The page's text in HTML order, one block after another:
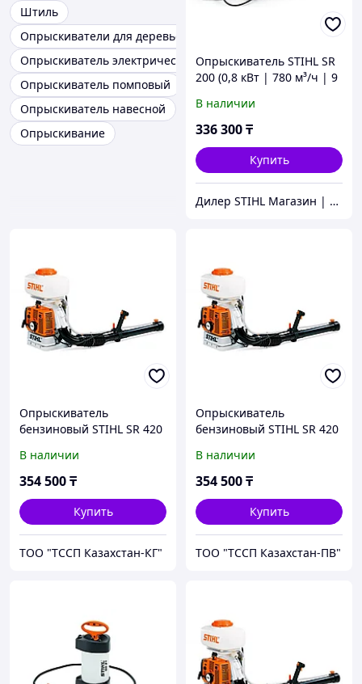
Штиль
Опрыскиватели для деревьев
Опрыскиватель электрический
Опрыскиватель помповый
Опрыскиватель навесной
Опрыскивание
Опрыскиватель STIHL SR
200 (0,8 кВт | 780 м³/ч | 9
В наличии
336 300₸
Купить
Дилер STIHL Магазин | Сервисный Центр ШТИЛЬ.kz
Опрыскиватель
бензиновый STIHL SR 420
В наличии
354 500₸
Купить
ТОО "ТССП Казахстан-КГ"
Опрыскиватель
бензиновый STIHL SR 420
В наличии
354 500₸
Купить
ТОО "ТССП Казахстан-ПВ"